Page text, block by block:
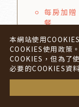
每房加
餐
【2026/
每房加
餐
【55歲以
本網站使用
COOKIES使用政策
COOKIES，但為了
必要的COOKIES資